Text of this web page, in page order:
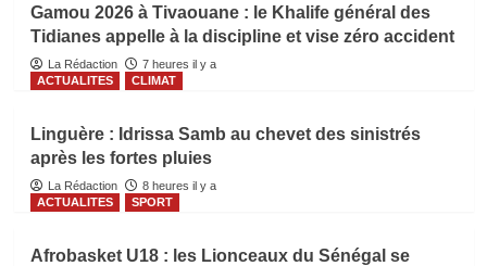
Gamou 2026 à Tivaouane : le Khalife général des
Tidianes appelle à la discipline et vise zéro accident
La Rédaction
7 heures il y a
ACTUALITES
CLIMAT
Linguère : Idrissa Samb au chevet des sinistrés
après les fortes pluies
La Rédaction
8 heures il y a
ACTUALITES
SPORT
Afrobasket U18 : les Lionceaux du Sénégal se